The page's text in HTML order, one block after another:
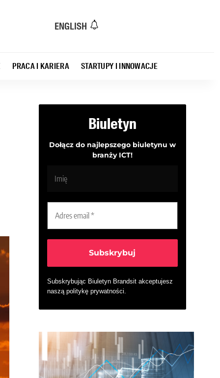
ENGLISH
PRACA I KARIERA STARTUPY I INNOWACJE
Biuletyn
Dołącz do najlepszego biuletynu w
branży ICT!
Subskrybując Biuletyn Brandsit akceptujesz
naszą politykę prywatności